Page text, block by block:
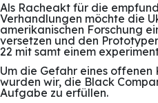
Als Racheakt für die
Verhandlungen möchte die
amerikanischen Forschung
versetzen und den
22 mit samt einem
Um die Gefahr eines offenen
wurden wir, die Black
Aufgabe zu erfüllen.